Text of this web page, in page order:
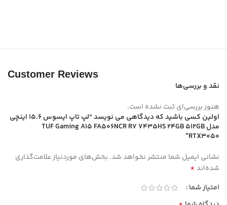
Customer Reviews
نقد و بررسی‌ها
هنوز بررسی‌ای ثبت نشده است.
اولین کسی باشید که دیدگاهی می نویسد “لپ تاپ ایسوس 15.6 اینچی
مدل TUF Gaming A15 FA506NCR R7 7435HS 24GB 512GB
RTX3050”
نشانی ایمیل شما منتشر نخواهد شد. بخش‌های موردنیاز علامت‌گذاری
شده‌اند*
امتیاز شما